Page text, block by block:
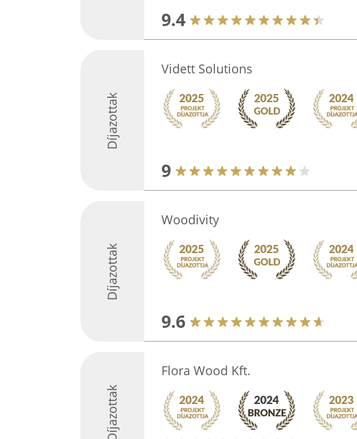
9.4
Díjazottak
Vidett Solutions
9
Díjazottak
Woodivity
9.6
Díjazottak
Flora Wood Kft.